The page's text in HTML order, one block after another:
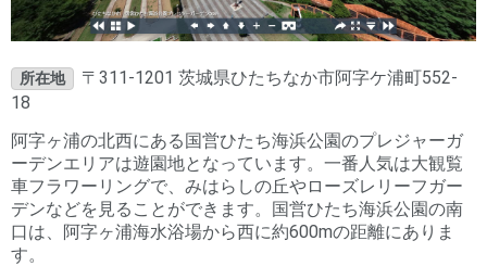
所在地
〒311-1201 茨城県ひたちなか市阿字ケ浦町552-
18
阿字ヶ浦の北西にある国営ひたち海浜公園のプレジャーガ
ーデンエリアは遊園地となっています。一番人気は大観覧
車フラワーリングで、みはらしの丘やローズレリーフガー
デンなどを見ることができます。国営ひたち海浜公園の南
口は、阿字ヶ浦海水浴場から西に約600mの距離にありま
す。